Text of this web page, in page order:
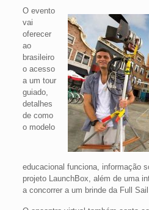
O evento
vai
oferecer
ao
brasileiro
o acesso
a um tour
guiado,
detalhes
de como
o modelo
educacional funciona, informação
projeto LaunchBox, além de uma
a concorrer a um brinde da Full